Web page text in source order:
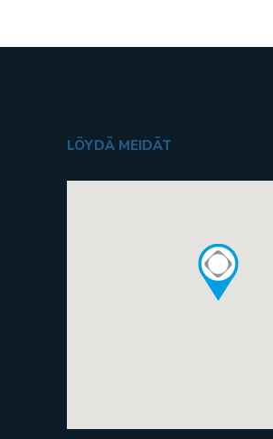
LÖYDÄ MEIDÄT